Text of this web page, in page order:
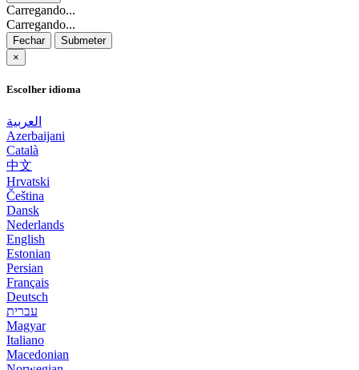
Carregando...
Carregando...
Fechar
Submeter
×
Escolher idioma
العربية
Azerbaijani
Català
中文
Hrvatski
Čeština
Dansk
Nederlands
English
Estonian
Persian
Français
Deutsch
עברית
Magyar
Italiano
Macedonian